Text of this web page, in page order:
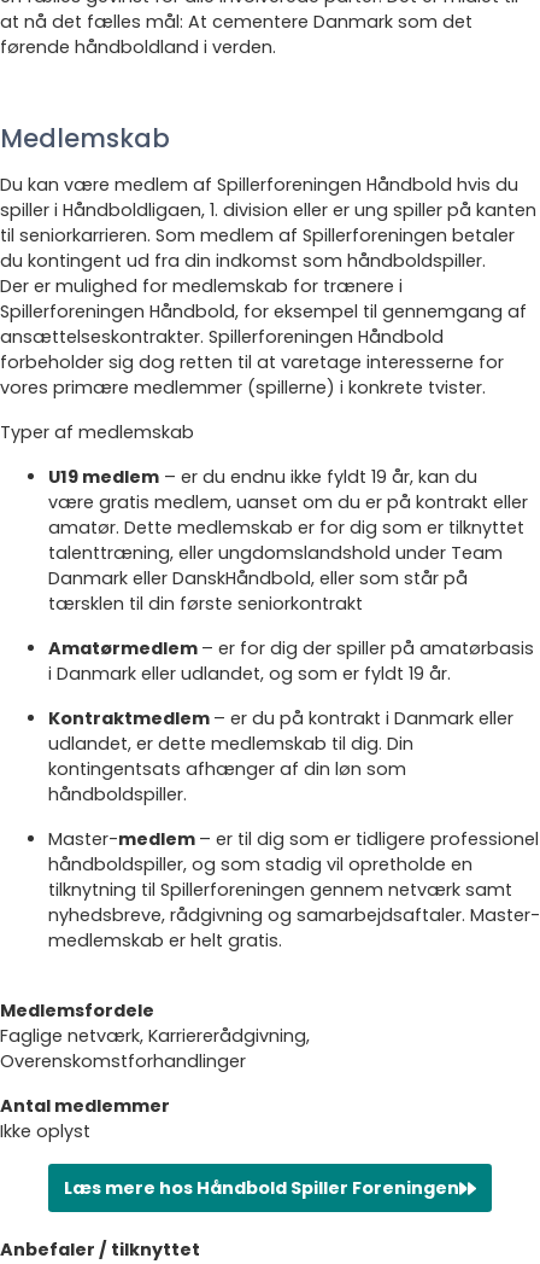
at nå det fælles mål: At cementere Danmark som det
førende håndboldland i verden.
Medlemskab
Du kan være medlem af Spillerforeningen Håndbold hvis du
spiller i Håndboldligaen, 1. division eller er ung spiller på kanten
til seniorkarrieren. Som medlem af Spillerforeningen betaler
du kontingent ud fra din indkomst som håndboldspiller.
Der er mulighed for medlemskab for trænere i
Spillerforeningen Håndbold, for eksempel til gennemgang af
ansættelseskontrakter. Spillerforeningen Håndbold
forbeholder sig dog retten til at varetage interesserne for
vores primære medlemmer (spillerne) i konkrete tvister.
Typer af medlemskab
U19 medlem – er du endnu ikke fyldt 19 år, kan du
være gratis medlem, uanset om du er på kontrakt eller
amatør. Dette medlemskab er for dig som er tilknyttet
talenttræning, eller ungdomslandshold under Team
Danmark eller DanskHåndbold, eller som står på
tærsklen til din første seniorkontrakt
Amatørmedlem – er for dig der spiller på amatørbasis
i Danmark eller udlandet, og som er fyldt 19 år.
Kontraktmedlem – er du på kontrakt i Danmark eller
udlandet, er dette medlemskab til dig. Din
kontingentsats afhænger af din løn som
håndboldspiller.
Master-medlem – er til dig som er tidligere professionel
håndboldspiller, og som stadig vil opretholde en
tilknytning til Spillerforeningen gennem netværk samt
nyhedsbreve, rådgivning og samarbejdsaftaler. Master-
medlemskab er helt gratis.
Medlemsfordele
Faglige netværk, Karriererådgivning,
Overenskomstforhandlinger
Antal medlemmer
Ikke oplyst
Læs mere hos Håndbold Spiller Foreningen
Anbefaler / tilknyttet